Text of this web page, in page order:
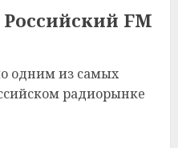
Российский FM
одним из самых
радиорынке